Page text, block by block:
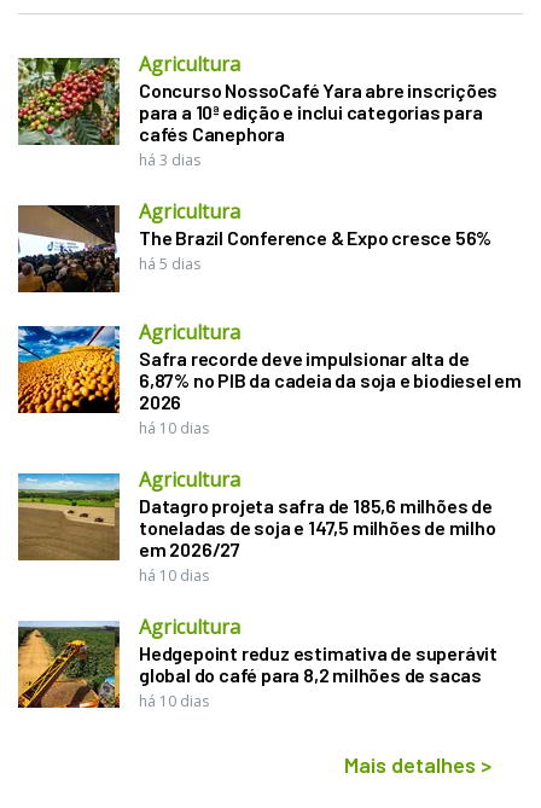
Agricultura
Concurso NossoCafé Yara abre inscrições
para a 10ª edição e inclui categorias para
cafés Canephora
há 3 dias
Agricultura
The Brazil Conference & Expo cresce 56%
há 5 dias
Agricultura
Safra recorde deve impulsionar alta de
6,87% no PIB da cadeia da soja e biodiesel em
2026
há 10 dias
Agricultura
Datagro projeta safra de 185,6 milhões de
toneladas de soja e 147,5 milhões de milho
em 2026/27
há 10 dias
Agricultura
Hedgepoint reduz estimativa de superávit
global do café para 8,2 milhões de sacas
há 10 dias
Mais detalhes >